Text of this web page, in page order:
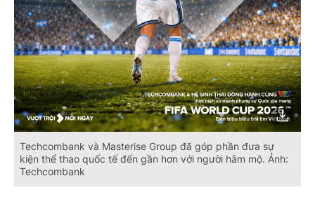
Techcombank và Masterise Group đã góp phần đưa sự
kiện thể thao quốc tế đến gần hơn với người hâm mộ. Ảnh:
Techcombank